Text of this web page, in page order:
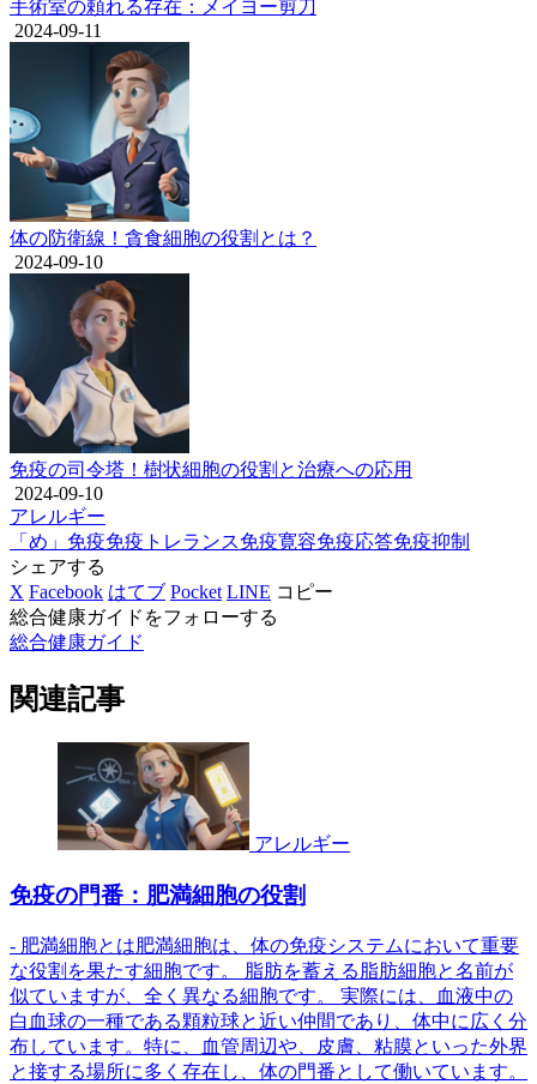
手術室の頼れる存在：メイヨー剪刀
2024-09-11
体の防衛線！貪食細胞の役割とは？
2024-09-10
免疫の司令塔！樹状細胞の役割と治療への応用
2024-09-10
アレルギー
「め」 免疫免疫トレランス免疫寛容免疫応答免疫抑制
シェアする
X Facebook はてブ Pocket LINE コピー
総合健康ガイドをフォローする
総合健康ガイド
関連記事
アレルギー
免疫の門番：肥満細胞の役割
- 肥満細胞とは肥満細胞は、体の免疫システムにおいて重要
な役割を果たす細胞です。 脂肪を蓄える脂肪細胞と名前が
似ていますが、全く異なる細胞です。 実際には、血液中の
白血球の一種である顆粒球と近い仲間であり、体中に広く分
布しています。特に、血管周辺や、皮膚、粘膜といった外界
と接する場所に多く存在し、体の門番として働いています。